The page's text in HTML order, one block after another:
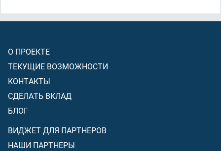
О ПРОЕКТЕ
ТЕКУЩИЕ ВОЗМОЖНОСТИ
КОНТАКТЫ
СДЕЛАТЬ ВКЛАД
БЛОГ
ВИДЖЕТ ДЛЯ ПАРТНЕРОВ
НАШИ ПАРТНЕРЫ